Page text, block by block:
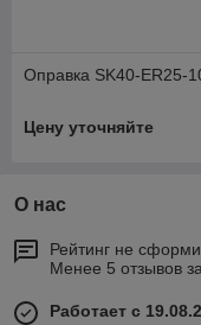
Оправка SK40-ER25-
Цену уточняйте
О нас
Рейтинг не
Менее 5 отзывов
Работает с